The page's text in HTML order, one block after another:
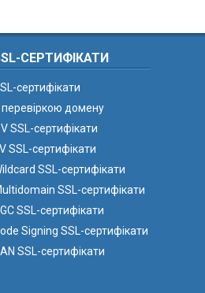
СЕРТИФІКАТИ
сертифікати
перевіркою домену
SSL-сертифікати
SSL-сертифікати
SSL-сертифікати
SSL-сертифікати
SSL-сертифікати
Signing SSL-сертифікати
SSL-сертифікати